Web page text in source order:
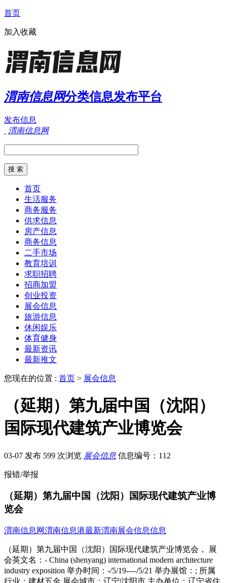
首页
加入收藏
渭南信息网分类信息发布平台
发布信息
渭南信息网
首页
生活服务
商务服务
供求信息
房产信息
商务信息
二手市场
教育培训
求职招聘
招商加盟
创业投资
展会信息
旅游信息
休闲娱乐
体育健身
最新资讯
最新推文
您现在的位置 : 首页 > 展会信息
（延期）第九届中国（沈阳）
国际现代建筑产业博览会
03-07 发布 599 次浏览 展会信息 信息编号：112
报错/举报
（延期）第九届中国（沈阳）国际现代建筑产业博
览会
渭南信息网渭南信息港最新渭南展会信息信息
（延期）第九届中国（沈阳）国际现代建筑产业博览会， 展会英文名：- China (shenyang) international modern architecture industry exposition 举办时间：-/5/19----/5/21 举办展馆：; 所属行业：建材五金 展会城市：辽宁|沈阳市 主办单位：辽宁省住房和城乡建设厅 沈阳市人民- 承办单位：沈阳市城乡建设委员会 沈阳市装配式建筑协会 展会面积：66000平方米 所用展厅：E1,E2,E3,W1,W2, 举办届数：9届 举办周期：一年一届 官方-：-://cimae.wozexpo- 参观登记 展位预订 设计搭建 本展会所属专题：建筑材料展会(15)建筑设计展会(5) 历届展会对比 展会名称 场馆 时间 面积 照片 展商数量 （延期）-第九届中国（沈阳）国 -/5/19 66000㎡ --------- --------- -第八届中国（沈阳）国际现代建 沈阳国际展览中心 -/5/17 39600㎡ --------- 157家;查看 -第七届中国（沈阳）国际现代建 沈阳国际展览中心 -/5/17 52800㎡ --------- 149家;查看 -第六届中国（沈阳）国际现代建 沈阳国际展览中心 -/5/18 52800㎡ --------- --------- -第五届中国（沈阳）国际现代建 沈阳国际展览中心 -/5/25 52800㎡ --------- --------- -第四届中国(沈阳)国际现代建 沈阳国际展览中心 -/5/15 39600㎡ --------- --------- -第三届中国(沈阳)国际现代建 沈阳国际展览中心 -/5/15 39600㎡ --------- --------- -第二届中国(沈阳)国际现代建 沈阳国际展览中心 -/5/20 39600㎡ --------- --------- -第一届中国(沈阳)国际现代建 沈阳国际展览中心 -/4/25 39600㎡ --------- --------- 展会简介 CIMAE是国家住建部支持、辽宁省暨沈阳市-重点打造的品牌展会，是专注于先进建筑、技术解决方案的会展平台，展会聚焦装配式建筑、绿色建筑、建筑工业化、集成建筑、建筑节能等沿产品和技术，构建先进建筑技术的全产业链互动平台。展会经过多年积淀，已成为引领行业发展的风向标，是行业进行技术交流、宣传新产品、开拓新市场的大舞台，是国内装配式建筑领域最具影响力的专业展会。会间将举办一系列高端论坛、专题研讨会及相关配套活动。第九届建博会将于5月19-21日在沈阳国际展览中心隆重举行。本届展会突出国际性、科技性和专业性，预计展出面积60000平方米，展位数量 3000个。这是在成功举办八届基础上，全面升级的一次国际装配式建筑产业盛会。; 参展范围 建筑设计方案设计、构件深化设计、AEC 软件、数据处理系统、初设及施工图设计、设计软件、BIM 咨询建筑结构装配式混凝土结构 - 预制构件成品、桩、叠合墙、加气混凝土板、实心墙、三明治墙、叠合楼板、楼梯、柱、梁、阳台装配式钢结构 - 钢结构、内外墙板、 楼板、屋面板、模块化建筑、木结构内装工业化集成墙面、集成卫浴、集成地暖、全屋定制、轻质隔墙、集成厨房、集成吊顶、收纳系统建筑部件及构件生产设备建筑机械设备、链接件、预埋件及配件 - 预埋件、螺栓连接、紧固件、锚固件、阳台连接件、夹芯保温墙板连接件、支模系统、密封胶建筑外围护展区隔热装饰、建筑涂料、节能门窗